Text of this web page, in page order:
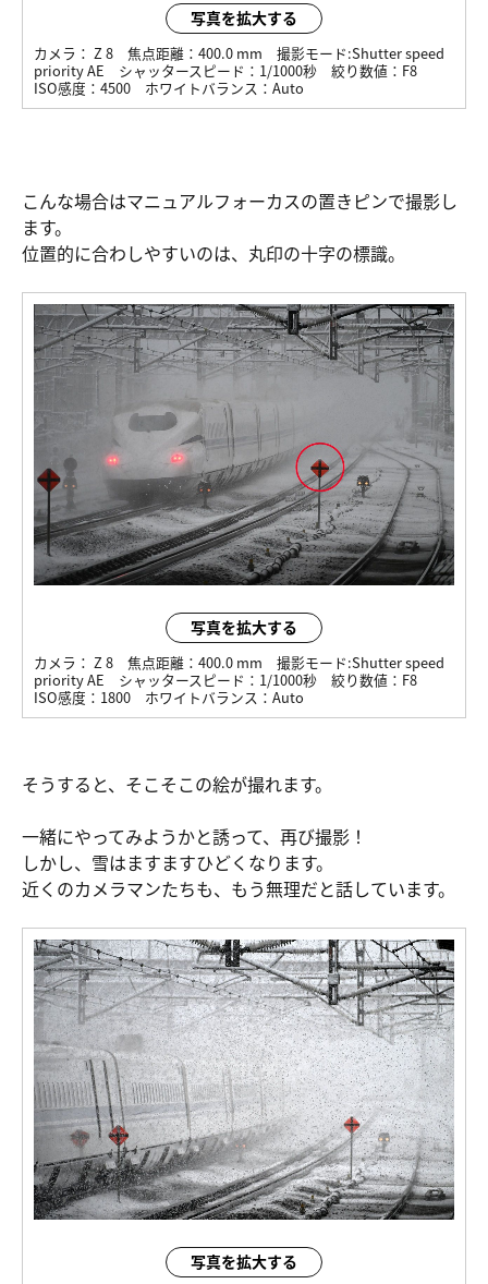
写真を拡大する
カメラ： Z 8 焦点距離： 400.0 mm 撮影モード:Shutter speed
priority AE
シャッタースピード： 1/1000秒 絞り数値： F8
ISO感度： 4500 ホワイトバランス： Auto
こんな場合はマニュアルフォーカスの置きピンで撮影し
ます。
位置的に合わしやすいのは、丸印の十字の標識。
写真を拡大する
カメラ： Z 8 焦点距離： 400.0 mm 撮影モード:Shutter speed
priority AE
シャッタースピード： 1/1000秒 絞り数値： F8
ISO感度： 1800 ホワイトバランス： Auto
そうすると、そこそこの絵が撮れます。
一緒にやってみようかと誘って、再び撮影！
しかし、雪はますますひどくなります。
近くのカメラマンたちも、もう無理だと話しています。
写真を拡大する